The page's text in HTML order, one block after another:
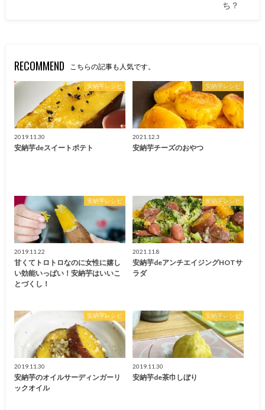
ち？
RECOMMEND こちらの記事も人気です。
安納芋レシピ
2019.11.30
安納芋deスイートポテト
安納芋レシピ
2021.12.3
安納芋チーズのおやつ
安納芋レシピ
2019.11.22
甘くてトロトロなのに女性に嬉し
い効能いっぱい！安納芋はいいこ
とづくし！
安納芋レシピ
2021.11.8
安納芋deアンチエイジングHOTサ
ラダ
安納芋レシピ
2019.11.30
安納芋のオイルサーディンガーリ
ックオイル
安納芋レシピ
2019.11.30
安納芋de茶巾しぼり